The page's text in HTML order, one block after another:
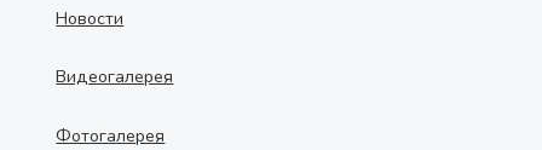
Новости
Видеогалерея
Фотогалерея